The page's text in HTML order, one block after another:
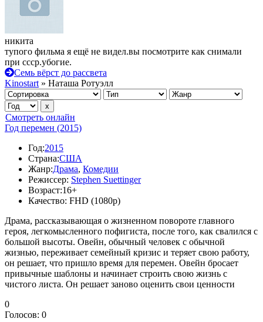
никита
тупого фильма я ещё не видел.вы посмотрите как снимали
при ссср.убогие.
Семь вёрст до рассвета
Kinostart » Наташа Ротуэлл
Смотреть онлайн
Год перемен (2015)
Год:2015
Страна:США
Жанр:Драма, Комедии
Режиссер: Stephen Suettinger
Возраст:16+
Качество: FHD (1080p)
Драма, рассказывающая о жизненном повороте главного
героя, легкомысленного пофигиста, после того, как свалился с
большой высоты. Овейн, обычный человек с обычной
жизнью, переживает семейный кризис и теряет свою работу,
он решает, что пришло время для перемен. Овейн бросает
привычные шаблоны и начинает строить свою жизнь с
чистого листа. Он решает заново оценить свои ценности
0
Голосов: 0